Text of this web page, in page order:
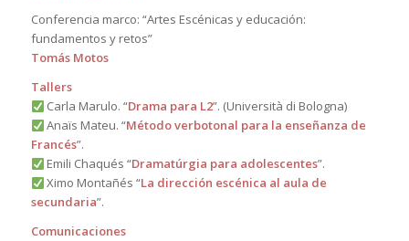
Conferencia marco: “Artes Escénicas y educación:
fundamentos y retos”
Tomás Motos
Tallers
Carla Marulo. “Drama para L2”. (Università di Bologna)
Anaïs Mateu. “Método verbotonal para la enseñanza de
Francés”.
Emili Chaqués “Dramatúrgia para adolescentes”.
Ximo Montañés “La dirección escénica al aula de
secundaria”.
Comunicaciones